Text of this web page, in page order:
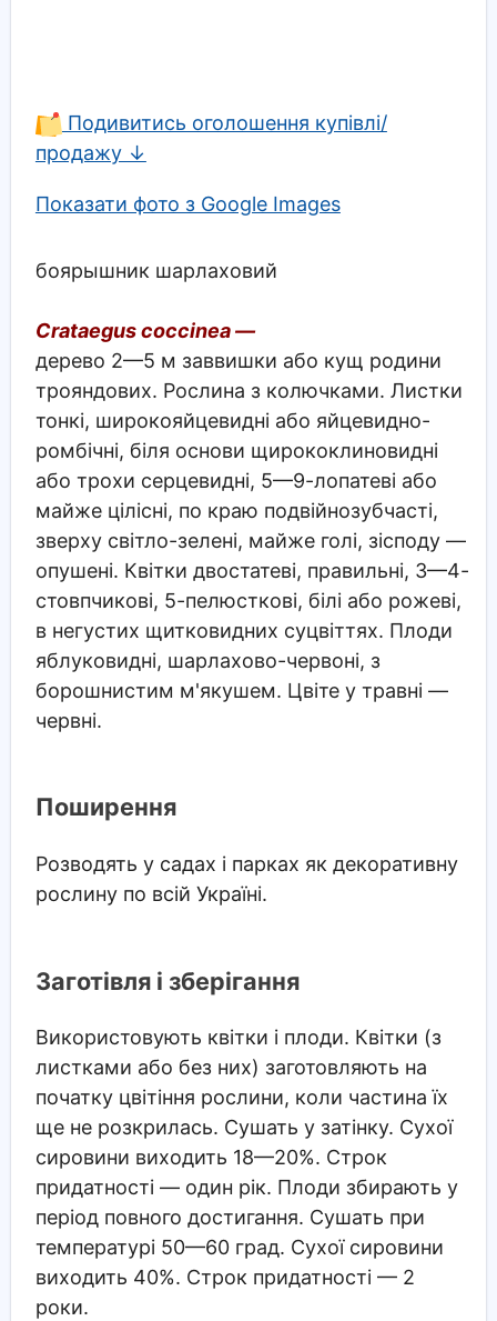
Подивитись оголошення купівлі/
продажу ↓
Показати фото з Google Images
боярышник шарлаховий
Crataegus coccinea —
дерево 2—5 м заввишки або кущ родини
трояндових. Рослина з колючками. Листки
тонкі, широкояйцевидні або яйцевидно-
ромбічні, біля основи щирококлиновидні
або трохи серцевидні, 5—9-лопатеві або
майже цілісні, по краю подвійнозубчасті,
зверху світло-зелені, майже голі, зісподу —
опушені. Квітки двостатеві, правильні, 3—4-
стовпчикові, 5-пелюсткові, білі або рожеві,
в негустих щитковидних суцвіттях. Плоди
яблуковидні, шарлахово-червоні, з
борошнистим м'якушем. Цвіте у травні —
червні.
Поширення
Розводять у садах і парках як декоративну
рослину по всій Україні.
Заготівля і зберігання
Використовують квітки і плоди. Квітки (з
листками або без них) заготовляють на
початку цвітіння рослини, коли частина їх
ще не розкрилась. Сушать у затінку. Сухої
сировини виходить 18—20%. Строк
придатності — один рік. Плоди збирають у
період повного достигання. Сушать при
температурі 50—60 град. Сухої сировини
виходить 40%. Строк придатності — 2
роки.